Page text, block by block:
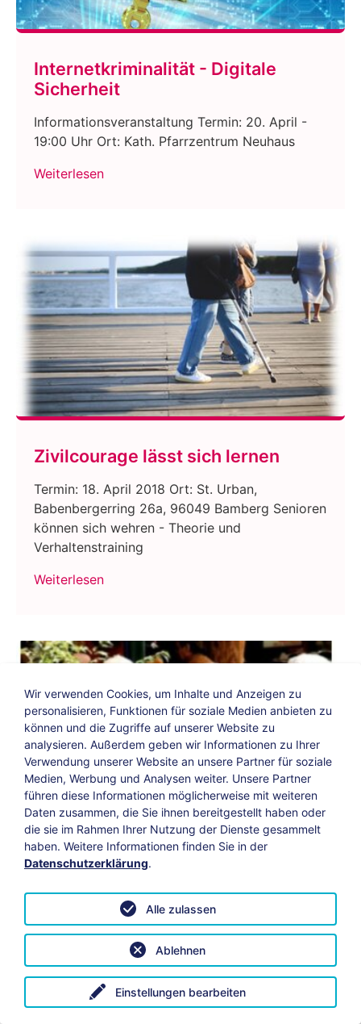
Internetkriminalität - Digitale
Sicherheit
Informationsveranstaltung Termin: 20. April -
19:00 Uhr Ort: Kath. Pfarrzentrum Neuhaus
Weiterlesen
Zivilcourage lässt sich lernen
Termin: 18. April 2018 Ort: St. Urban,
Babenbergerring 26a, 96049 Bamberg Senioren
können sich wehren - Theorie und
Verhaltenstraining
Weiterlesen
Leben erleben
Jeden Tag erlebe ich es, aber kennen tu ich es
nicht.MännerwochenendeTermin: 13. bis 15.
April 2018Ort: Bildungshaus Obertrubach
Weiterlesen
Wir verwenden Cookies, um Inhalte und Anzeigen zu
personalisieren, Funktionen für soziale Medien anbieten zu
können und die Zugriffe auf unserer Website zu
analysieren. Außerdem geben wir Informationen zu Ihrer
Verwendung unserer Website an unsere Partner für soziale
Medien, Werbung und Analysen weiter. Unsere Partner
führen diese Informationen möglicherweise mit weiteren
Daten zusammen, die Sie ihnen bereitgestellt haben oder
die sie im Rahmen Ihrer Nutzung der Dienste gesammelt
haben. Weitere Informationen finden Sie in der
Datenschutzerklärung.
Einstellungen bearbeiten
Ablehnen
Alle zulassen